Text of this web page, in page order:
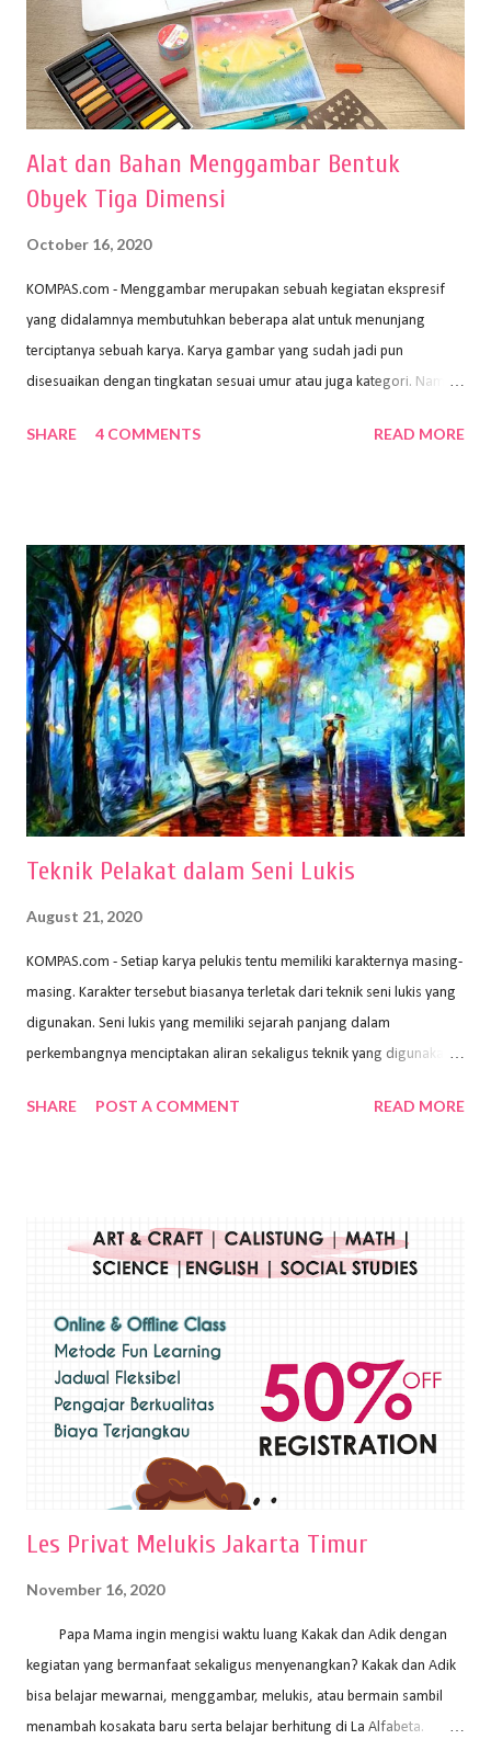
Alat dan Bahan Menggambar Bentuk
Obyek Tiga Dimensi
October 16, 2020
KOMPAS.com - Menggambar merupakan sebuah kegiatan ekspresif
yang didalamnya membutuhkan beberapa alat untuk menunjang
terciptanya sebuah karya. Karya gambar yang sudah jadi pun
disesuaikan dengan tingkatan sesuai umur atau juga kategori. Namun,
sehingga hasilnya bisa dilihat. Peran alat dan bahan sangat
memiliki spesifikasi berbeda sesuai jenisnya. Berikut peralatan
menggambar bentuk: 1. Kertas Gambar Kegiatan menggambar
membutuhkan kertas yang baik agar proses pembuatan gambar lebih
nyaman dan maksimal. Bahan kertas yang baik salah satu syaratnya
adalah tidak mudah sobek, mengingat menggambar merupakan
proses menggores dan menghapus. Kertas adalah bahan yang paling
ideal digunakan untuk menggambar. Dalam menggambar
menggunakan pen...
SHARE 4 COMMENTS READ MORE
Teknik Pelakat dalam Seni Lukis
August 21, 2020
KOMPAS.com - Setiap karya pelukis tentu memiliki karakternya masing-
masing. Karakter tersebut biasanya terletak dari teknik seni lukis yang
digunakan. Seni lukis yang memiliki sejarah panjang dalam
perkembangnya menciptakan aliran sekaligus teknik yang digunakan.
Wayan Kun Adnyana, teknik yang berbeda tentunya akan
menggunakan bahan dasar cat air, cat akrilik, atau cat minyak dengan
sapuan warna cat yang tebal. Dengan memberikan sapuan warna
pelukis untuk menghasilkan lukisan yang mempesona dan tentunya
bernilai tinggi. Ciri teknik plakat Ciri-ciri teknik plakat, yaitu: Sapuan
warna yang kental dan tebal. Hasil lukisan menutupi seluruh bagian
medianya Mem...
SHARE POST A COMMENT READ MORE
Les Privat Melukis Jakarta Timur
November 16, 2020
Papa Mama ingin mengisi waktu luang Kakak dan Adik dengan
kegiatan yang bermanfaat sekaligus menyenangkan? Kakak dan Adik
bisa belajar mewarnai, menggambar, melukis, atau bermain sambil
menambah kosakata baru serta belajar berhitung di La Alfabeta.